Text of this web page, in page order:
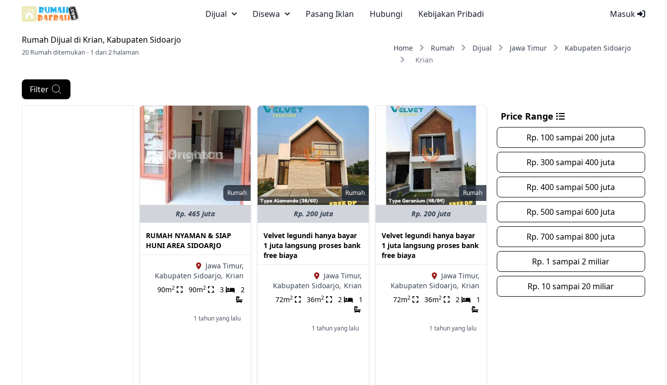
Masuk
Dijual Disewa Pasang Iklan Hubungi Kebijakan Pribadi
Rumah Dijual di Krian, Kabupaten Sidoarjo
20 Rumah ditemukan - 1 dari 2 halaman Home Rumah Dijual Jawa Timur
Kabupaten Sidoarjo
Krian
Filter
Rumah
Rp. 465 juta
RUMAH NYAMAN & SIAP
HUNI AREA SIDOARJO
Jawa Timur,
Kabupaten Sidoarjo, Krian
90m2 90m2 3 2
1 tahun yang lalu
Rumah
Rp. 200 juta
Velvet legundi hanya bayar
1 juta langsung proses bank
free biaya
Jawa Timur,
Kabupaten Sidoarjo, Krian
72m2 36m2 2 1
1 tahun yang lalu
Rumah
Rp. 200 juta
Velvet legundi hanya bayar
1 juta langsung proses bank
free biaya
Jawa Timur,
Kabupaten Sidoarjo, Krian
72m2 36m2 2 1
1 tahun yang lalu
Price Range
Rp. 100 sampai 200 juta
Rp. 300 sampai 400 juta
Rp. 400 sampai 500 juta
Rp. 500 sampai 600 juta
Rp. 700 sampai 800 juta
Rp. 1 sampai 2 miliar
Rp. 10 sampai 20 miliar